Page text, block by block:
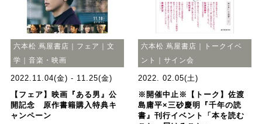
六本松 蔦屋書店｜フェア｜文
学｜音楽・映画
2022.11.04(金) - 11.25(金)
【フェア】映画『ある男』公
開記念 原作書籍購入特典キ
ャンペーン
六本松 蔦屋書店｜トークイベ
ント｜サイン会
2022. 02.05(土)
※開催中止※【トーク】佐渡
島庸平×三砂慶明『千年の読
書』刊行イベント「本を読む